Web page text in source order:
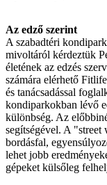
Az edző szerint
A szabadtéri
mivoltáról kérdeztük
életének az edzés
számára elérhető
és tanácsadással
kondiparkokban lévő
különbség. Az
segítségével. A
bordásfal,
lehet jobb
gépeket külsőleg